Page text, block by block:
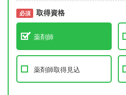
必須 取得資格
薬剤師
薬剤師取得見込